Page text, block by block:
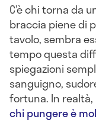
C’è chi torna da
braccia piene di
tavolo, sembra
tempo questa
spiegazioni
sanguigno,
fortuna. In realtà,
chi pungere è